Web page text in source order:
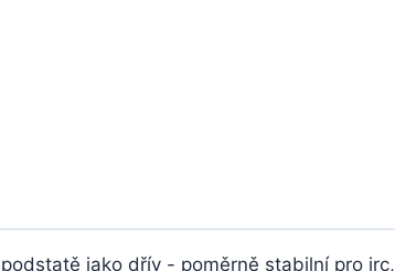
jako dřív - poměrně stabilní pro irc,